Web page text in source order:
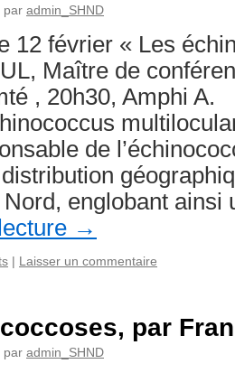
par admin_SHND
12 février « Les
Maître de
, 20h30, Amphi A.
de
Nord, englobant
→
| Laisser un commentaire
par
par admin_SHND